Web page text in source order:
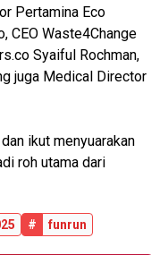
Pertamina Eco
CEO Waste4Change
Syaiful Rochman,
juga Medical Director
ikut menyuarakan
roh utama dari
# funrun